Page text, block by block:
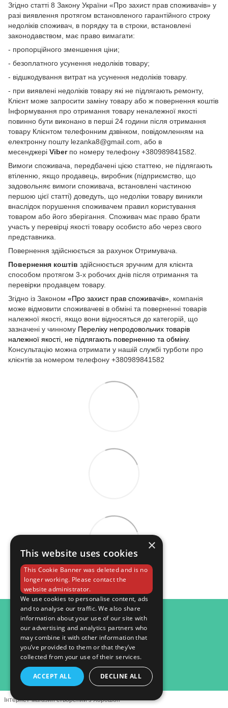
Згідно статті 8 Закону України «Про захист прав споживачів» у
разі виявлення протягом встановленого гарантійного строку
недоліків споживач, в порядку та в строки, встановлені
законодавством, має право вимагати:
- пропорційного зменшення ціни;
- безоплатного усунення недоліків товару;
- відшкодування витрат на усунення недоліків товару.
- при виявлені недоліків товару які не підлягають ремонту,
Клієнт може запросити заміну товару або ж повернення коштів
Інформування про отримання товару неналежної якості
повинно бути виконано в перші 24 години після отримання
товару Клієнтом телефонним дзвінком, повідомленням на
електронну пошту lezanka8@gmail.com, або в
месенджері Viberпо номеру телефону +380989841582.
Вимоги споживача, передбачені цією статтею, не підлягають
втіленню, якщо продавець, виробник (підприємство, що
задовольняє вимоги споживача, встановлені частиною
першою цієї статті) доведуть, що недоліки товару виникли
внаслідок порушення споживачем правил користування
товаром або його зберігання. Споживач має право брати
участь у перевірці якості товару особисто або через свого
представника.
Повернення здійснюється за рахунок Отримувача.
Повернення коштів здійснюється зручним для клієнта
способом протягом 3-х робочих днів після отримання та
перевірки продавцем товару.
Згідно із Законом «Про захист прав споживачів» , компанія
може відмовити споживачеві в обміні та поверненні товарів
належної якості, якщо вони відносяться до категорій, що
зазначені у чинному Переліку непродовольчих товарів
належної якості, не підлягають поверненню та обміну.
Консультацію можна отримати у нашій службі турботи про
клієнтів за номером телефону +380989841582
098 984 15 82
Контактна інформація
Повна версія сайту
Інтернет-магазин створений з Хорошоп
×
This website uses cookies
This Cookie Banner was deleted and is no
longer working. Please contact the
website administrator.
We use cookies to personalise content, ads
and to analyse our traffic. We also share
information about your use of our site with
our advertising and analytics partners who
may combine it with other information that
you’ve provided to them or that they’ve
collected from your use of their services.
ACCEPT ALL DECLINE ALL